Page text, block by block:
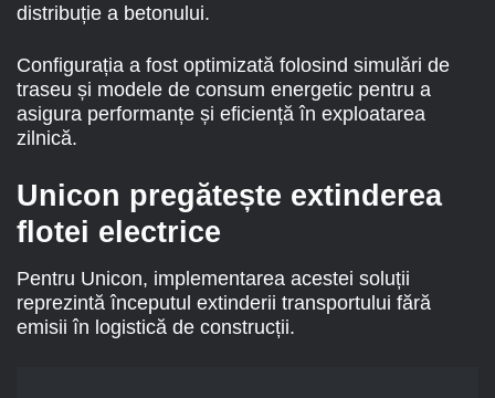
distribuție a betonului.
Configurația a fost optimizată folosind simulări de
traseu și modele de consum energetic pentru a
asigura performanțe și eficiență în exploatarea
zilnică.
Unicon pregătește extinderea
flotei electrice
Pentru Unicon, implementarea acestei soluții
reprezintă începutul extinderii transportului fără
emisii în logistică de construcții.